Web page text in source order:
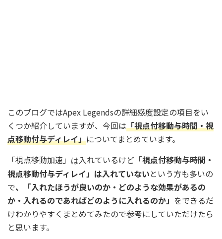
このブログではApex Legendsの詳細感度設定の項目をい
くつか紹介していますが、今回は「視点付移動与時間・視
点移動付与ディレイ」についてまとめています。
「視点移動加速」 は入れているけど 「視点付移動与時間・
視点移動付与ディレイ」は入れていないという方も多いの
で、「入れたほうが良いのか・どのような効果があるの
か・入れるのであればどのように入れるのか」 をできるだ
けわかりやすくまとめてみたので参考にしていただけたら
と思います。